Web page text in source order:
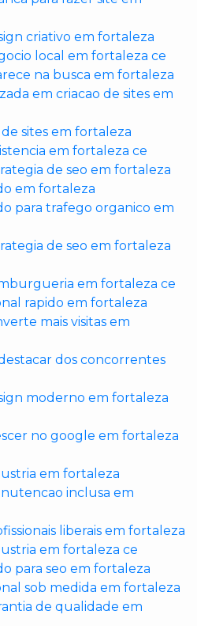
criativo em fortaleza
local em fortaleza ce
na busca em fortaleza
em criacao de sites em
sites em fortaleza
em fortaleza ce
de seo em fortaleza
em fortaleza
para trafego organico em
de seo em fortaleza
em fortaleza ce
rapido em fortaleza
mais visitas em
dos concorrentes
moderno em fortaleza
no google em fortaleza
em fortaleza
inclusa em
liberais em fortaleza
em fortaleza ce
para seo em fortaleza
sob medida em fortaleza
de qualidade em